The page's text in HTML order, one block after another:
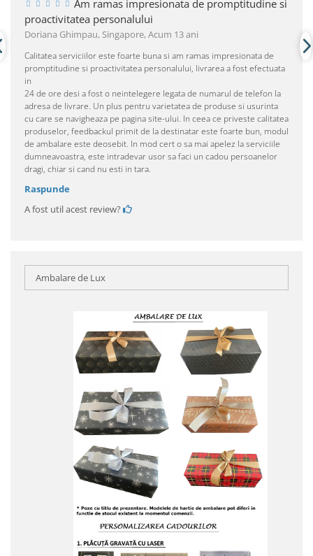
Am ramas impresionata de promptitudine si
proactivitatea personalului
Doriana Ghimpau, Singapore,Acum 13 ani
Calitatea serviciilor este foarte buna si am ramas impresionata de
promptitudine si proactivitatea personalului, livrarea a fost efectuata
in
24 de ore desi a fost o neintelegere legata de numarul de telefon la
adresa de livrare. Un plus pentru varietatea de produse si usurinta
cu care se navigheaza pe pagina site-ului. In ceea ce priveste calitatea
produselor, feedbackul primit de la destinatar este foarte bun, modul
de ambalare este deosebit. In mod cert o sa mai apelez la serviciile
dumneavoastra, este intradevar usor sa faci un cadou persoanelor
dragi, chiar si cand nu esti in tara.
Raspunde
A fost util acest review?
Ambalare de Lux